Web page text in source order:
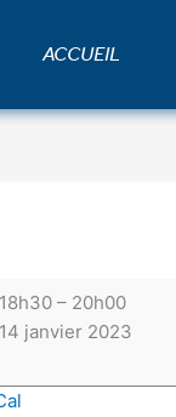
ACCUEIL
18h30 – 20h00
14 janvier 2023